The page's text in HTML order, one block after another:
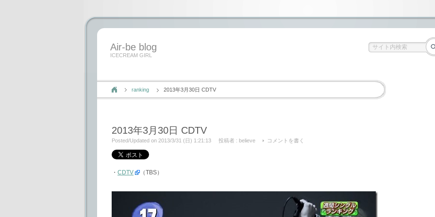
Air-be blog
ICECREAM GIRL
ranking 2013年3月30日 CDTV
2013年3月30日 CDTV
Posted/Updated on 2013/3/31 (日) 1:21:13 投稿者 : believe コメントを書く
・ CDTV （TBS）